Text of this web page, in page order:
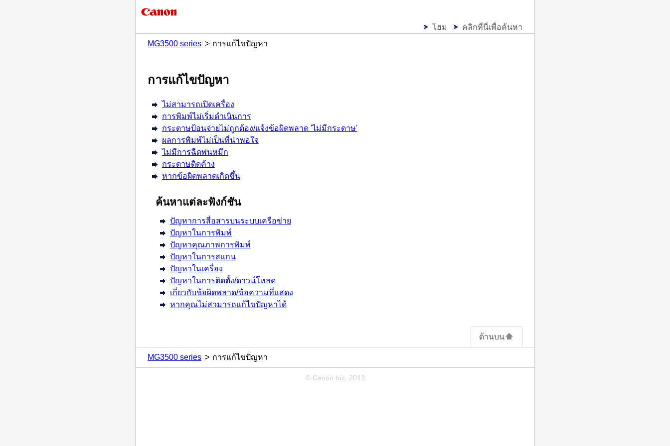
โฮม
คลิกที่นี่เพื่อค้นหา
MG3500 series
การแก้ไขปัญหา
การแก้ไขปัญหา
ไม่สามารถเปิดเครื่อง
การพิมพ์ไม่เริ่มดำเนินการ
กระดาษป้อนจ่ายไม่ถูกต้อง/แจ้งข้อผิดพลาด 'ไม่มีกระดาษ'
ผลการพิมพ์ไม่เป็นที่น่าพอใจ
ไม่มีการฉีดพ่นหมึก
กระดาษติดค้าง
หากข้อผิดพลาดเกิดขึ้น
ค้นหาแต่ละฟังก์ชัน
ปัญหาการสื่อสารบนระบบเครือข่าย
ปัญหาในการพิมพ์
ปัญหาคุณภาพการพิมพ์
ปัญหาในการสแกน
ปัญหาในเครื่อง
ปัญหาในการติดตั้ง/ดาวน์โหลด
เกี่ยวกับข้อผิดพลาด/ข้อความที่แสดง
หากคุณไม่สามารถแก้ไขปัญหาได้
ด้านบน
MG3500 series การแก้ไขปัญหา
© Canon Inc. 2013